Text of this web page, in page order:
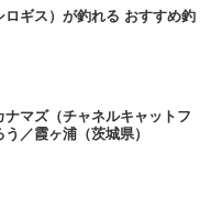
ロギス）が釣れる おすすめ釣
ナマズ（チャネルキャットフ
／霞ヶ浦（茨城県）